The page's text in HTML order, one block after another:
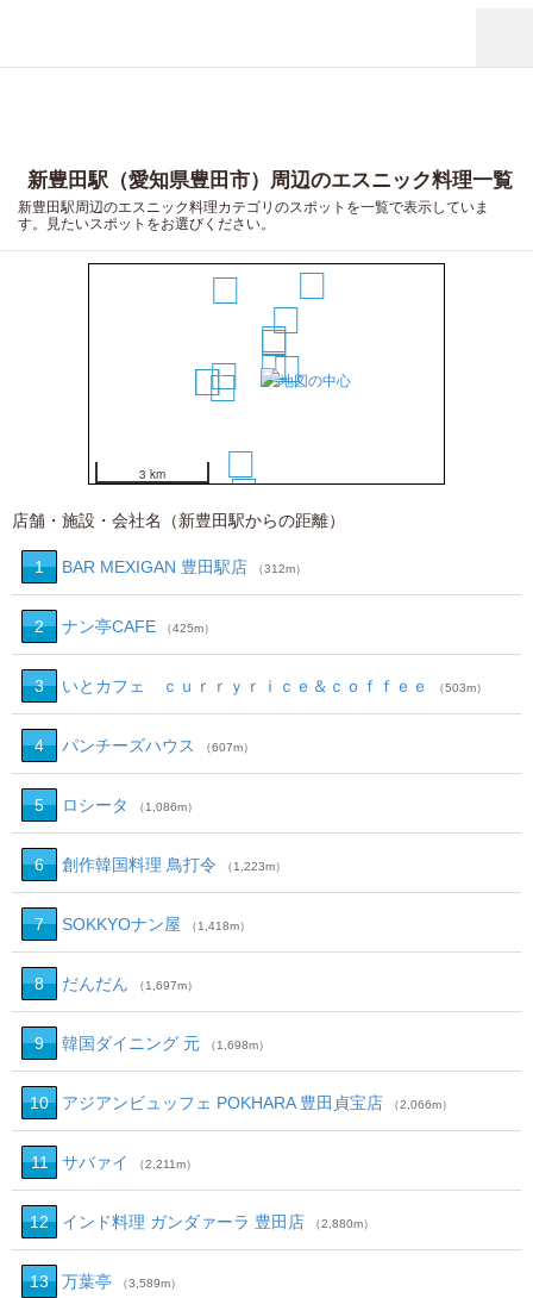
新豊田駅（愛知県豊田市）周辺のエスニック料理一覧
新豊田駅周辺のエスニック料理カテゴリのスポットを一覧で表示していま
す。見たいスポットをお選びください。
1
3
4
5
6
7
89
13
3 km
店舗・施設・会社名（新豊田駅からの距離）
1 BAR MEXIGAN 豊田駅店 （312m）
2 ナン亭CAFE （425m）
3 いとカフェ ｃｕｒｒｙｒｉｃｅ＆ｃｏｆｆｅｅ （503m）
4 パンチーズハウス （607m）
5 ロシータ （1,086m）
6 創作韓国料理 鳥打令 （1,223m）
7 SOKKYOナン屋 （1,418m）
8 だんだん （1,697m）
9 韓国ダイニング 元 （1,698m）
10 アジアンビュッフェ POKHARA 豊田貞宝店 （2,066m）
11 サバァイ （2,211m）
12 インド料理 ガンダァーラ 豊田店 （2,880m）
13 万葉亭 （3,589m）